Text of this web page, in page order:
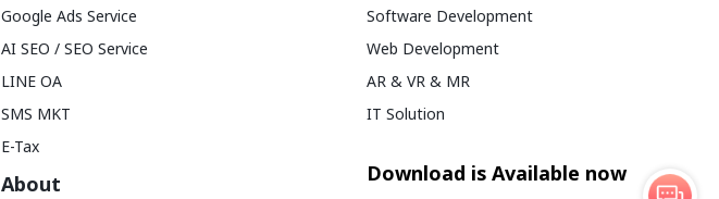
Google Ads Service
AI SEO / SEO Service
LINE OA
SMS MKT
E-Tax
About
Software Development
Web Development
AR & VR & MR
IT Solution
Download is Available now